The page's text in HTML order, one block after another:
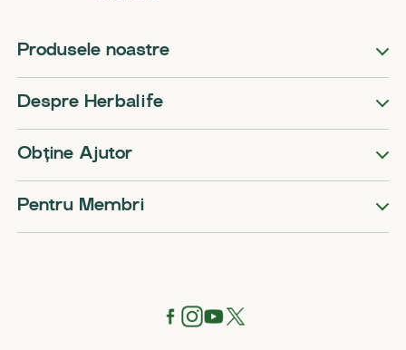
Produsele noastre
Despre Herbalife
Obține Ajutor
Pentru Membri